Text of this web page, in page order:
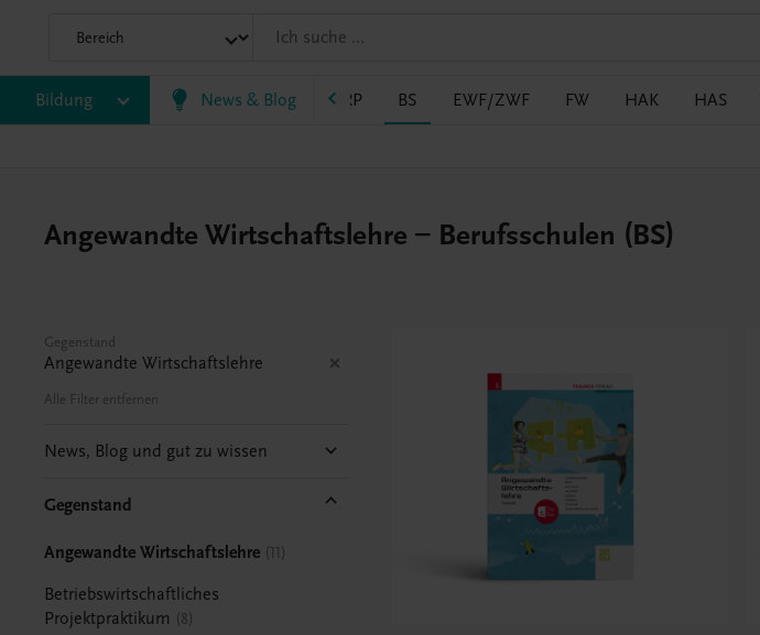
Bildung News & Blog
VS AHS BAFEP/BASOP BRP BS EWF/ZWF FW HAK HAS
Angewandte Wirtschaftslehre – Berufsschulen (BS)
Gegenstand
Angewandte Wirtschaftslehre
Alle Filter entfernen
News, Blog und gut zu wissen
Gegenstand
Angewandte Wirtschaftslehre 11
Betriebswirtschaftliches
Projektpraktikum
8